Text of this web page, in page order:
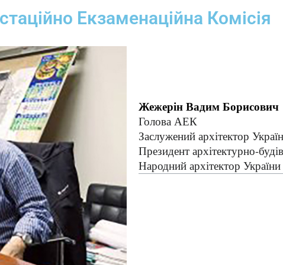
Екзаменаційна Комісія
Жежерін Вадим Борисович
Голова АЕК
Заслужений архітектор
Президент архітектурно-
Народний архітектор України